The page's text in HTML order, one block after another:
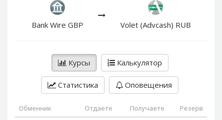
Bank Wire GBP Volet (Advcash) RUB
Курсы Калькулятор
Статистика Оповещения
Обменник Отдаете Получаете Резерв
PayPal DKK
PayPal HKD
PayPal NZD
PayPal NOK
PayPal PLN
PayPal SEK
PayPal DKK
PayPal HKD
PayPal NZD
PayPal NOK
PayPal PLN
PayPal SEK